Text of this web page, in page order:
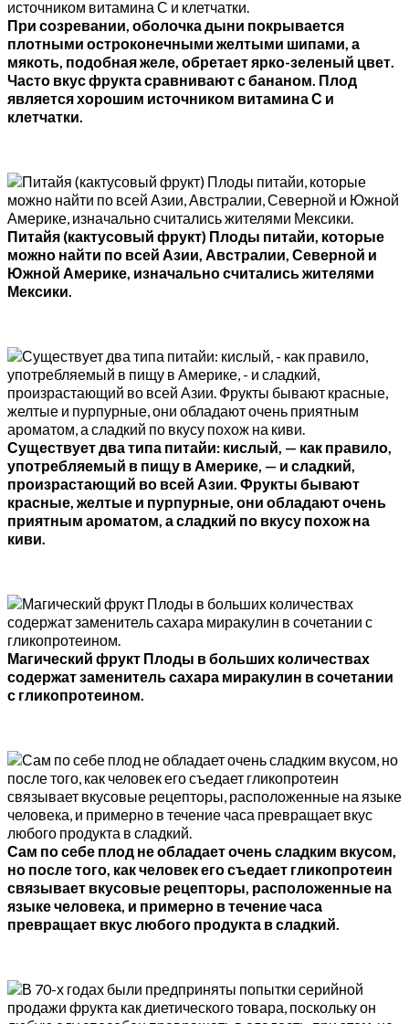
При созревании, оболочка дыни покрывается
плотными остроконечными желтыми шипами, а
мякоть, подобная желе, обретает ярко-зеленый цвет.
Часто вкус фрукта сравнивают с бананом. Плод
является хорошим источником витамина С и
клетчатки.
Питайя (кактусовый фрукт) Плоды питайи, которые
можно найти по всей Азии, Австралии, Северной и
Южной Америке, изначально считались жителями
Мексики.
Существует два типа питайи: кислый, — как правило,
употребляемый в пищу в Америке, — и сладкий,
произрастающий во всей Азии. Фрукты бывают
красные, желтые и пурпурные, они обладают очень
приятным ароматом, а сладкий по вкусу похож на
киви.
Магический фрукт Плоды в больших количествах
содержат заменитель сахара миракулин в сочетании
с гликопротеином.
Сам по себе плод не обладает очень сладким вкусом,
но после того, как человек его съедает гликопротеин
связывает вкусовые рецепторы, расположенные на
языке человека, и примерно в течение часа
превращает вкус любого продукта в сладкий.